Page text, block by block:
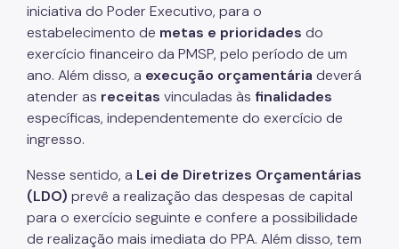
iniciativa do Poder Executivo, para o
estabelecimento de metas e prioridades do
exercício financeiro da PMSP, pelo período de um
ano. Além disso, a execução orçamentária deverá
atender as receitas vinculadas às finalidades
específicas, independentemente do exercício de
ingresso.
Nesse sentido, a Lei de Diretrizes Orçamentárias
(LDO) prevê a realização das despesas de capital
para o exercício seguinte e confere a possibilidade
de realização mais imediata do PPA. Além disso, tem